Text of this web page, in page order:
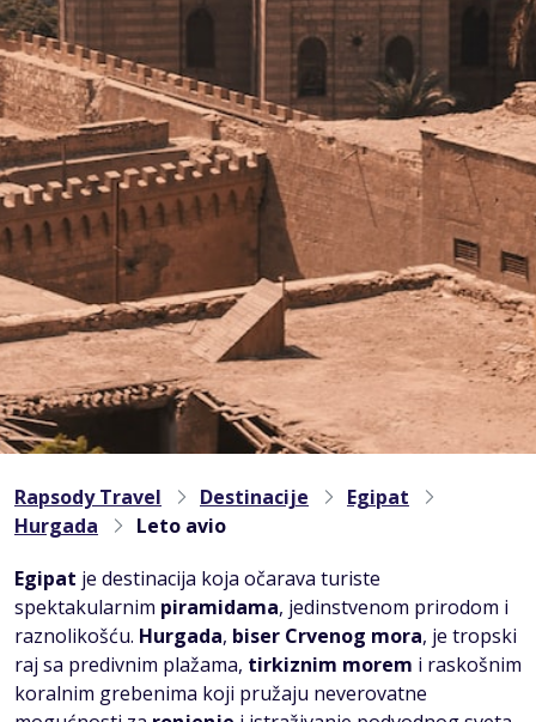
Rapsody Travel Destinacije
Egipat
Hurgada
Leto avio
Egipat je destinacija koja očarava turiste
spektakularnim piramidama, jedinstvenom prirodom i
raznolikošću. Hurgada, biser Crvenog mora, je tropski
raj sa predivnim plažama, tirkiznim morem i raskošnim
koralnim grebenima koji pružaju neverovatne